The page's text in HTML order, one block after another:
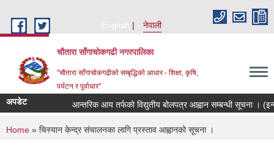
English
नेपाली
चौतारा साँगाचोकगढी नगरपालिका
"चौतारा साँगाचोकगढीको सम्बृद्धिको आधार - शिक्षा, कृषि,
पर्यटन र पूर्वाधार"
अपडेट आन्तरिक आय तर्फको विद्युतीय बोलपत्र आह्वान सम्बन्धी सूचना ।
You are here
Home » चिस्यान केन्द्र संचालनका लागि प्रस्ताव आह्वानको सूचना ।